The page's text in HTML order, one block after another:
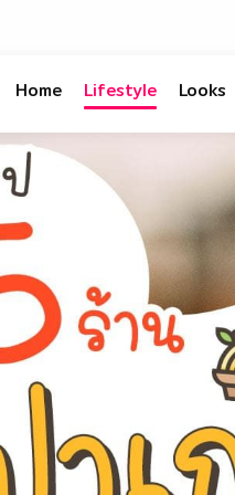
Home Lifestyle Looks